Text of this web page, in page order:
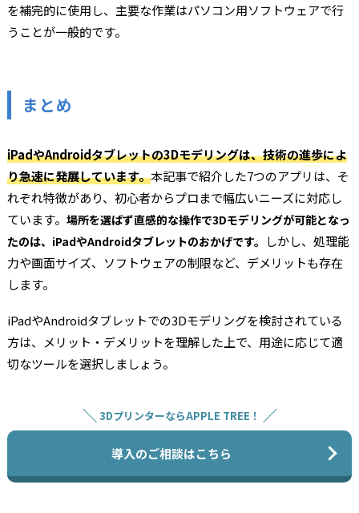
を補完的に使用し、主要な作業はパソコン用ソフトウェアで行
うことが一般的です。
まとめ
iPadやAndroidタブレットの3Dモデリングは、技術の進歩によ
り急速に発展しています。本記事で紹介した7つのアプリは、そ
れぞれ特徴があり、初心者からプロまで幅広いニーズに対応し
ています。 場所を選ばず直感的な操作で3Dモデリングが可能となっ
たのは、iPadやAndroidタブレットのおかげです。 しかし、処理能
力や画面サイズ、ソフトウェアの制限など、デメリットも存在
します。
iPadやAndroidタブレットでの3Dモデリングを検討されている
方は、メリット・デメリットを理解した上で、用途に応じて適
切なツールを選択しましょう。
3DプリンターならAPPLE TREE！
導入のご相談はこちら